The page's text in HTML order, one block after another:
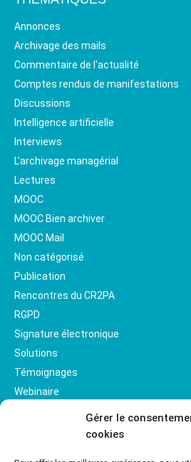
Gérer le
cookies
Annonces
Archivage des mails
Commentaire de l'actualité
Comptes rendus de manifestations
Discussions
Intelligence artificielle
Interviews
L'archivage managérial
Lectures
MOOC
MOOC Bien archiver
MOOC Mail
Non catégorisé
Publication
Rencontres du CR2PA
RGPD
Signature électronique
Solutions
Témoignages
Webinaire